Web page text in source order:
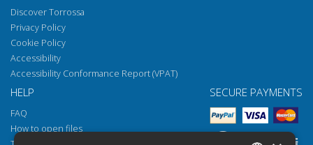
Discover Torrossa
Privacy Policy
Cookie Policy
Accessibility
Accessibility Conformance Report (VPAT)
HELP
FAQ
How to open files
SECURE PAYMENTS